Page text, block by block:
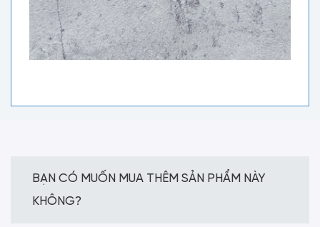
BẠN CÓ MUỐN MUA THÊM SẢN PHẨM NÀY
KHÔNG?